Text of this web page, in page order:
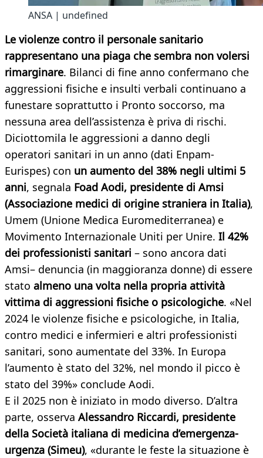
ANSA | undefined
Le violenze contro il personale sanitario
rappresentano una piaga che sembra non volersi
rimarginare. Bilanci di fine anno confermano che
aggressioni fisiche e insulti verbali continuano a
funestare soprattutto i Pronto soccorso, ma
nessuna area dell’assistenza è priva di rischi.
Diciottomila le aggressioni a danno degli
operatori sanitari in un anno (dati Enpam-
Eurispes) con un aumento del 38% negli ultimi 5
anni, segnala Foad Aodi, presidente di Amsi
(Associazione medici di origine straniera in Italia),
Umem (Unione Medica Euromediterranea) e
Movimento Internazionale Uniti per Unire. Il 42%
dei professionisti sanitari – sono ancora dati
Amsi– denuncia (in maggioranza donne) di essere
stato almeno una volta nella propria attività
vittima di aggressioni fisiche o psicologiche. «Nel
2024 le violenze fisiche e psicologiche, in Italia,
contro medici e infermieri e altri professionisti
sanitari, sono aumentate del 33%. In Europa
l’aumento è stato del 32%, nel mondo il picco è
stato del 39%» conclude Aodi.
E il 2025 non è iniziato in modo diverso. D’altra
parte, osserva Alessandro Riccardi, presidente
della Società italiana di medicina d’emergenza-
urgenza (Simeu), «durante le feste la situazione è